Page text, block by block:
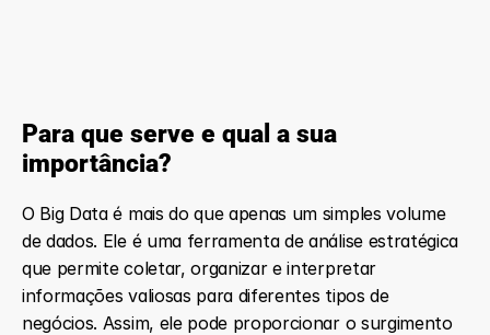
Para que serve e qual a sua
importância?
O Big Data é mais do que apenas um simples volume
de dados. Ele é uma ferramenta de análise estratégica
que permite coletar, organizar e interpretar
informações valiosas para diferentes tipos de
negócios. Assim, ele pode proporcionar o surgimento